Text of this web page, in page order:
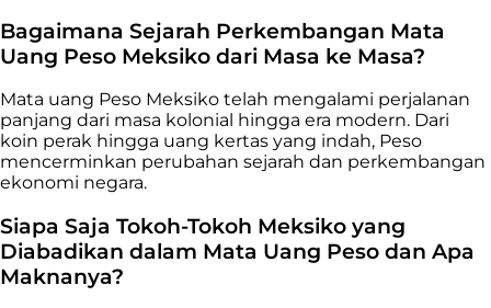
Bagaimana Sejarah Perkembangan Mata
Uang Peso Meksiko dari Masa ke Masa?
Mata uang Peso Meksiko telah mengalami perjalanan
panjang dari masa kolonial hingga era modern. Dari
koin perak hingga uang kertas yang indah, Peso
mencerminkan perubahan sejarah dan perkembangan
ekonomi negara.
Siapa Saja Tokoh-Tokoh Meksiko yang
Diabadikan dalam Mata Uang Peso dan Apa
Maknanya?